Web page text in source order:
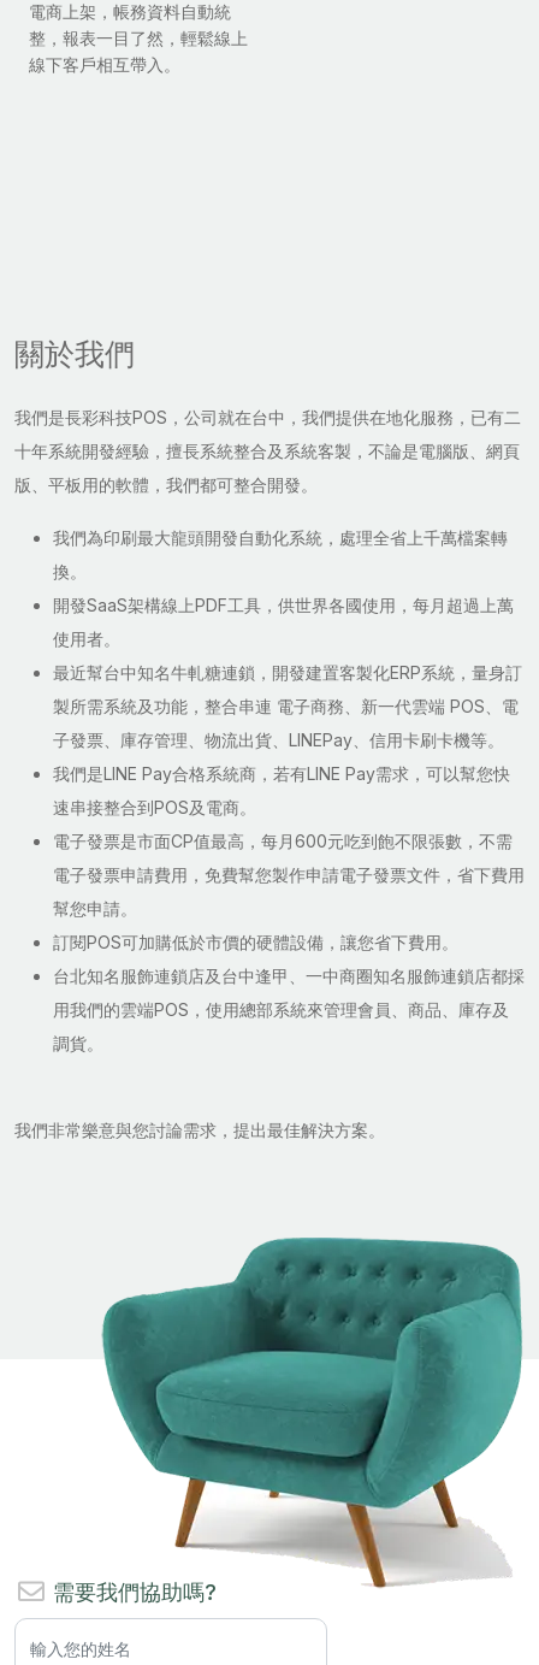
電商上架，帳務資料自動統
整，報表一目了然，輕鬆線上
線下客戶相互帶入。
關於我們
我們是長彩科技POS，公司就在台中，我們提供在地化服務，已有二
十年系統開發經驗，擅長系統整合及系統客製，不論是電腦版、網頁
版、平板用的軟體，我們都可整合開發。
我們為印刷最大龍頭開發自動化系統，處理全省上千萬檔案轉
換。
開發SaaS架構線上PDF工具，供世界各國使用，每月超過上萬
使用者。
最近幫台中知名牛軋糖連鎖，開發建置客製化ERP系統，量身訂
製所需系統及功能，整合串連 電子商務、新一代雲端 POS、電
子發票、庫存管理、物流出貨、LINEPay、信用卡刷卡機等。
我們是LINE Pay合格系統商，若有LINE Pay需求，可以幫您快
速串接整合到POS及電商。
電子發票是市面CP值最高，每月600元吃到飽不限張數，不需
電子發票申請費用，免費幫您製作申請電子發票文件，省下費用
幫您申請。
訂閱POS可加購低於市價的硬體設備，讓您省下費用。
台北知名服飾連鎖店及台中逢甲、一中商圈知名服飾連鎖店都採
用我們的雲端POS，使用總部系統來管理會員、商品、庫存及
調貨。
我們非常樂意與您討論需求，提出最佳解決方案。
需要我們協助嗎?